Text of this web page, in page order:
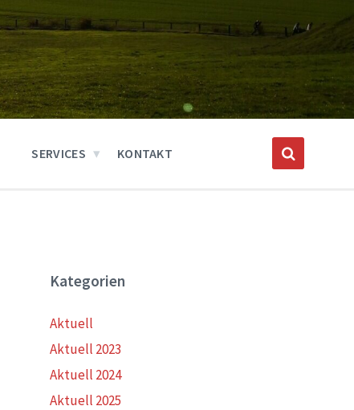
SERVICES KONTAKT
Kategorien
Aktuell
Aktuell 2023
Aktuell 2024
Aktuell 2025